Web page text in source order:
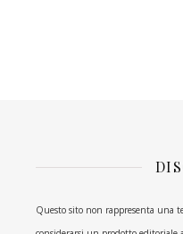
Questo sito non rappresenta una